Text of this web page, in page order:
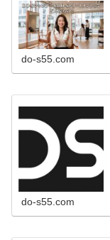
do-s55.com
do-s55.com